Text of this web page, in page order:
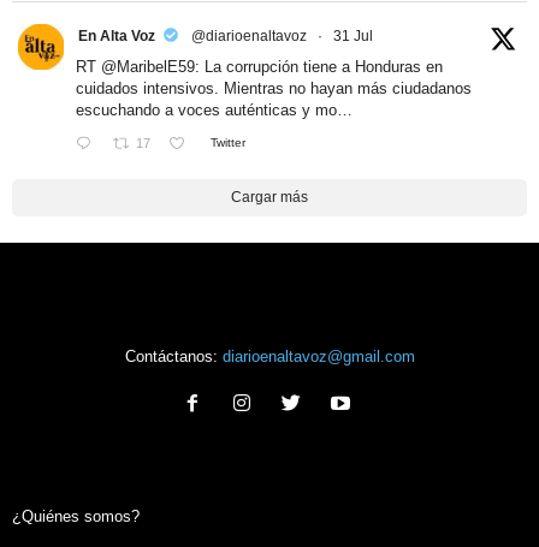
En Alta Voz @diarioenaltavoz · 31 Jul
RT @MaribelE59: La corrupción tiene a Honduras en
cuidados intensivos. Mientras no hayan más ciudadanos
escuchando a voces auténticas y mo…
17 Twitter
Cargar más
Contáctanos: diarioenaltavoz@gmail.com
¿Quiénes somos?